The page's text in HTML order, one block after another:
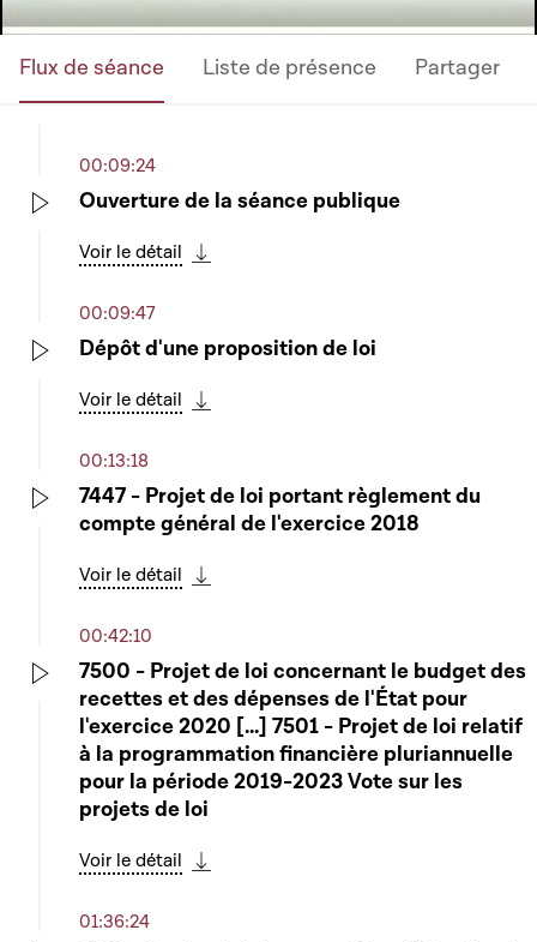
Flux de séance Liste de présence Partager
00:09:24
Ouverture de la séance publique
Voir le détail
00:09:47
Dépôt d'une proposition de loi
Voir le détail
00:13:18
7447 - Projet de loi portant règlement du
compte général de l'exercice 2018
Voir le détail
00:42:10
7500 - Projet de loi concernant le budget des
recettes et des dépenses de l'État pour
l'exercice 2020 [...] 7501 - Projet de loi relatif
à la programmation financière pluriannuelle
pour la période 2019-2023 Vote sur les
projets de loi
Voir le détail
01:36:24